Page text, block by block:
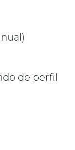
de perfil